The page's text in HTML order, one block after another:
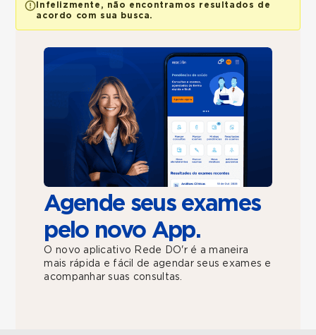
Infelizmente, não encontramos resultados de
acordo com sua busca.
Agende seus exames
pelo novo App.
O novo aplicativo Rede DO'r é a maneira
mais rápida e fácil de agendar seus exames e
acompanhar suas consultas.